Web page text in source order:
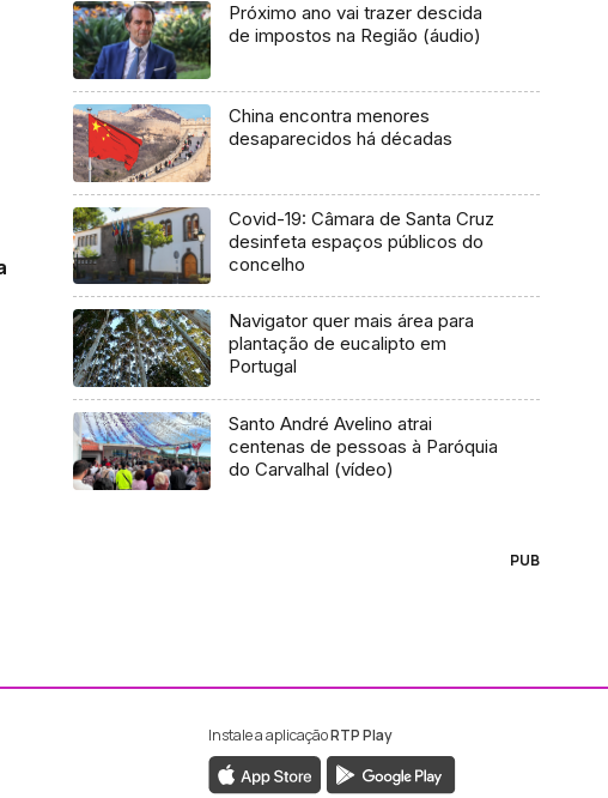
Próximo ano vai trazer descida
de impostos na Região (áudio)
China encontra menores
desaparecidos há décadas
Covid-19: Câmara de Santa Cruz
desinfeta espaços públicos do
concelho
Navigator quer mais área para
plantação de eucalipto em
Portugal
Santo André Avelino atrai
centenas de pessoas à Paróquia
do Carvalhal (vídeo)
PUB
Facebook da RTP Madeira
ao Instagram da RTP Madeira
Instale a aplicaçãoRTP Play